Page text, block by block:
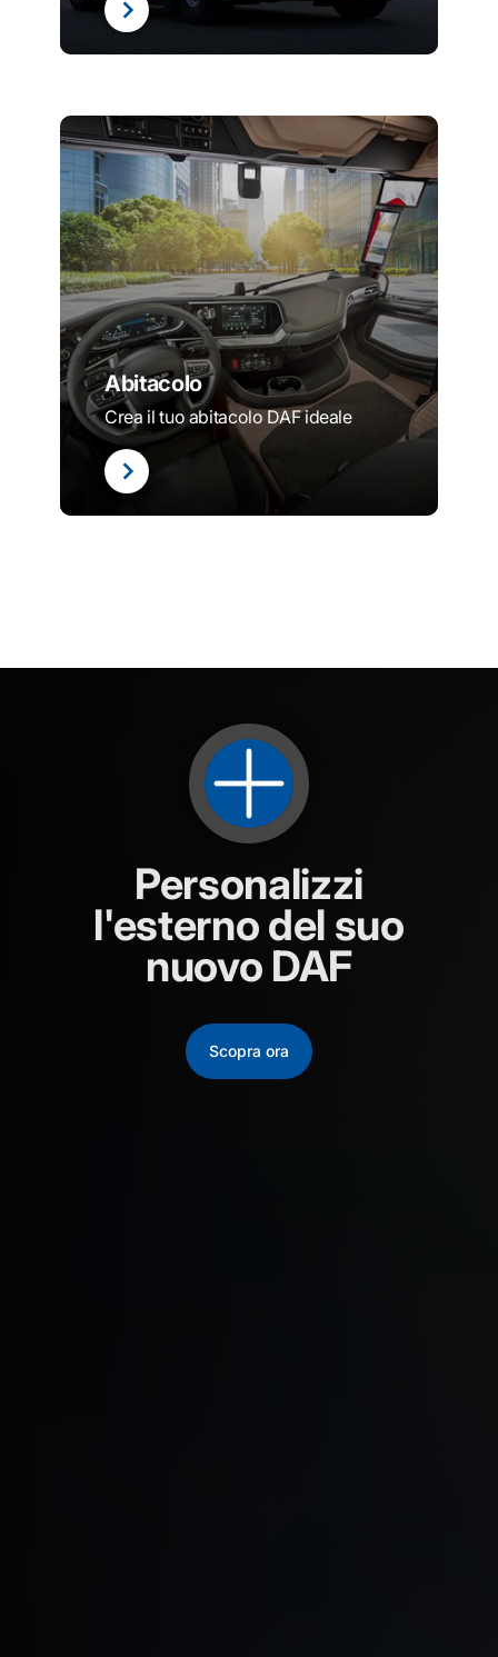
Abitacolo
Crea il tuo abitacolo DAF ideale
Personalizzi
l'esterno del suo
nuovo DAF
Scopra ora